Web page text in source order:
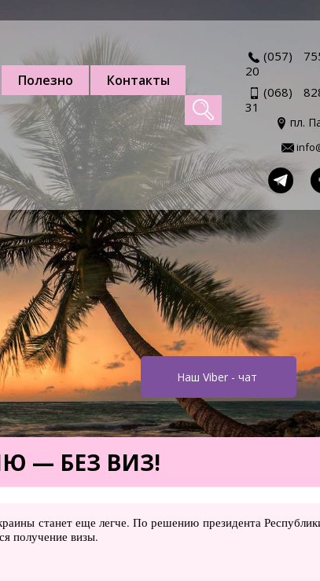
Полезно Контакты
(057)
20
(068)
31
пл.
Наш Viber - чат
— БЕЗ ВИЗ!
станет еще легче. По решению президента
получение визы.